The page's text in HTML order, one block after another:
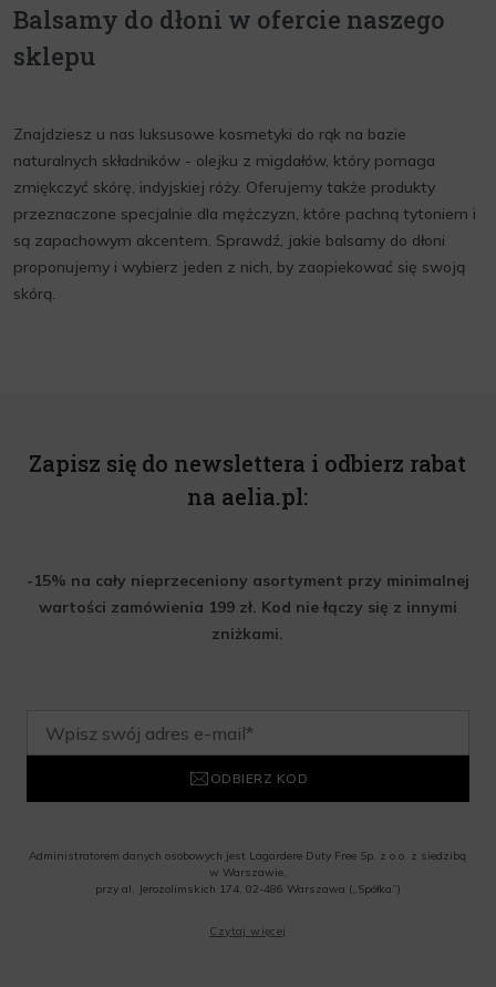
Balsamy do dłoni w ofercie naszego
sklepu
Znajdziesz u nas luksusowe kosmetyki do rąk na bazie
naturalnych składników - olejku z migdałów, który pomaga
zmiękczyć skórę, indyjskiej róży. Oferujemy także produkty
przeznaczone specjalnie dla mężczyzn, które pachną tytoniem i
są zapachowym akcentem. Sprawdź, jakie balsamy do dłoni
proponujemy i wybierz jeden z nich, by zaopiekować się swoją
skórą.
Zapisz się do newslettera i odbierz rabat
na aelia.pl:
-15% na cały nieprzeceniony asortyment przy minimalnej
wartości zamówienia 199 zł. Kod nie łączy się z innymi
zniżkami.
ODBIERZ KOD
Administratorem danych osobowych jest Lagardere Duty Free Sp. z o.o. z siedzibą
w Warszawie,
przy al. Jerozolimskich 174, 02-486 Warszawa („Spółka”)
o.o. informacji handlowych, w tym newslettera, informacji o promocjach i
Czytaj więcej